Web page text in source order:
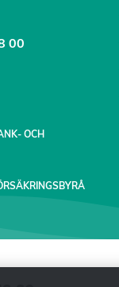
00
OCH